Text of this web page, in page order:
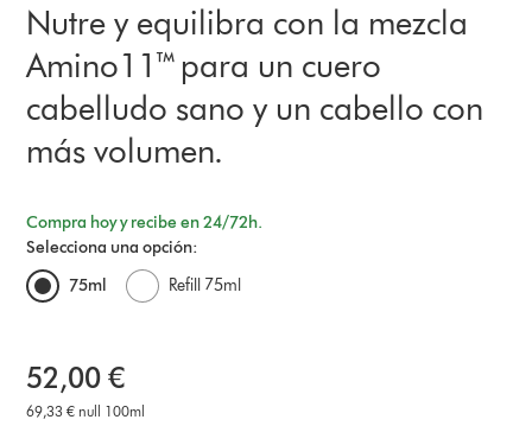
Nutre y equilibra con la mezcla
Amino11™ para un cuero
cabelludo sano y un cabello con
más volumen.
Compra hoy y recibe en 24/72h.
Selecciona una opción:
75ml
Refill 75ml
52,00 €
69,33 € null 100ml